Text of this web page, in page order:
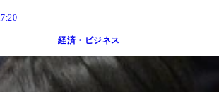
経済・ビジネス